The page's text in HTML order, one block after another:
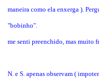
maneira como ela enxerga ).
"bobinho".
me senti preenchido, mas muito
N. e S. apenas observam (